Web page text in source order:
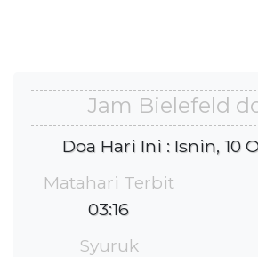
Jam Bielefeld
Doa Hari Ini : Isnin, 10
Matahari Terbit
03:16
Syuruk